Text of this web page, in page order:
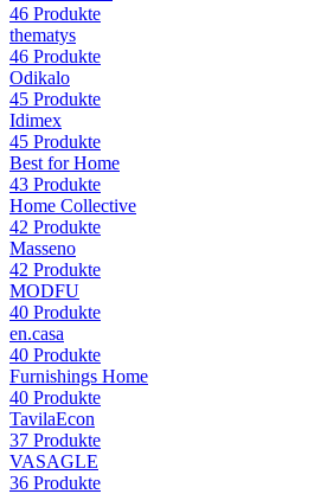
46 Produkte
thematys
46 Produkte
Odikalo
45 Produkte
Idimex
45 Produkte
Best for Home
43 Produkte
Home Collective
42 Produkte
Masseno
42 Produkte
MODFU
40 Produkte
en.casa
40 Produkte
Furnishings Home
40 Produkte
TavilaEcon
37 Produkte
VASAGLE
36 Produkte